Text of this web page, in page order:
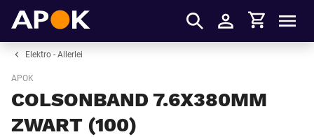
Inloggen
Winkelmandje
Elektro - Allerlei
APOK
COLSONBAND 7.6X380MM
ZWART (100)